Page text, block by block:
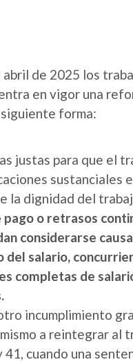
de 2025 los
en vigor una
forma:
justas para que el
sustanciales
la dignidad del
pago o retrasos
considerarse
del salario,
completas de
incumplimiento
a reintegrar al
cuando una